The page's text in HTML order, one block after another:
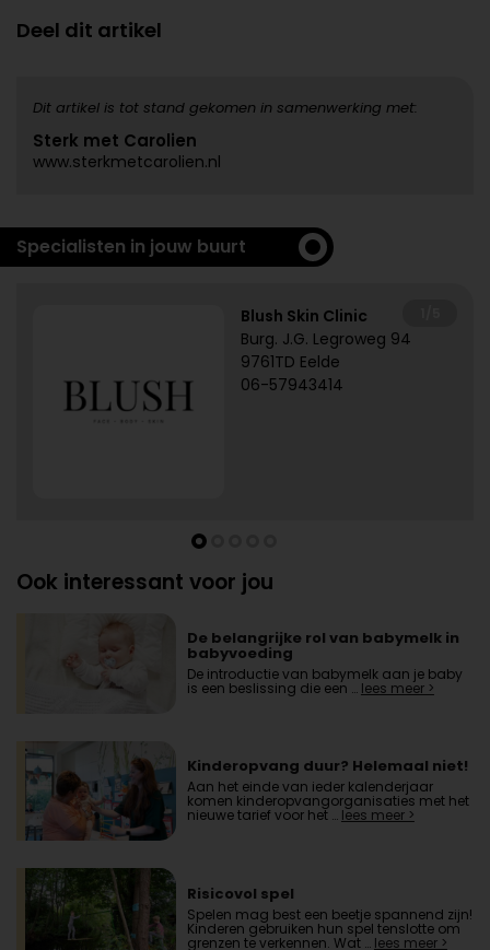
Deel dit artikel
Dit artikel is tot stand gekomen in samenwerking met:
Sterk met Carolien
www.sterkmetcarolien.nl
Specialisten in jouw buurt
Blush Skin Clinic
Burg. J.G. Legroweg 94
9761TD Eelde
06-57943414
Ook interessant voor jou
De belangrijke rol van babymelk in
babyvoeding
De introductie van babymelk aan je baby
is een beslissing die een … lees meer >
Kinderopvang duur? Helemaal niet!
Aan het einde van ieder kalenderjaar
komen kinderopvangorganisaties met het
nieuwe tarief voor het … lees meer >
Risicovol spel
Spelen mag best een beetje spannend zijn!
Kinderen gebruiken hun spel tenslotte om
grenzen te verkennen. Wat … lees meer >